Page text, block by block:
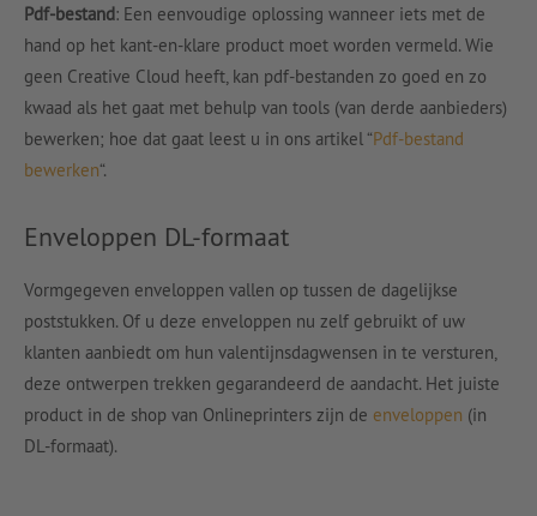
Pdf-bestand: Een eenvoudige oplossing wanneer iets met de
hand op het kant-en-klare product moet worden vermeld. Wie
geen Creative Cloud heeft, kan pdf-bestanden zo goed en zo
kwaad als het gaat met behulp van tools (van derde aanbieders)
bewerken; hoe dat gaat leest u in ons artikel “Pdf-bestand
bewerken“.
Enveloppen DL-formaat
Vormgegeven enveloppen vallen op tussen de dagelijkse
poststukken. Of u deze enveloppen nu zelf gebruikt of uw
klanten aanbiedt om hun valentijnsdagwensen in te versturen,
deze ontwerpen trekken gegarandeerd de aandacht. Het juiste
product in de shop van Onlineprinters zijn de enveloppen (in
DL-formaat).